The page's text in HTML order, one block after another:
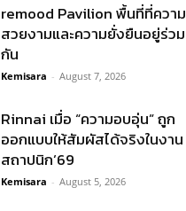
remood Pavilion พื้นที่ที่ความ
สวยงามและความยั่งยืนอยู่ร่วม
กัน
Kemisara - August 7, 2026
Rinnai เมื่อ “ความอบอุ่น” ถูก
ออกแบบให้สัมผัสได้จริงในงาน
สถาปนิก’69
Kemisara - August 5, 2026